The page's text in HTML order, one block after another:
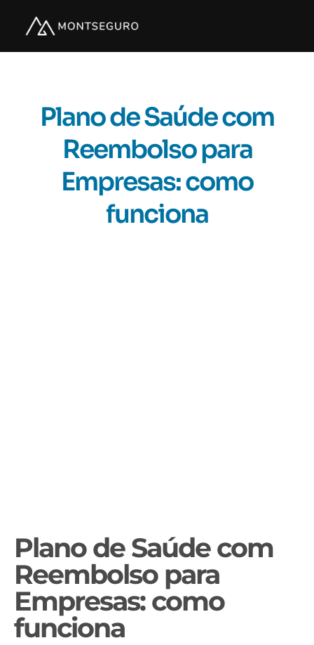
Plano de Saúde com
Reembolso para
Empresas: como
funciona
Plano de Saúde com
Reembolso para
Empresas: como
funciona